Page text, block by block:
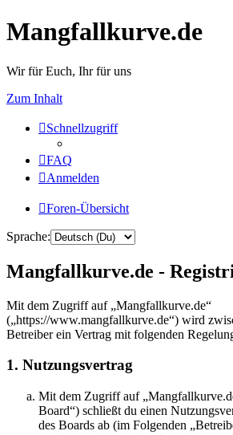
Mangfallkurve.de
Wir für Euch, Ihr für uns
Zum Inhalt
Schnellzugriff
FAQ
Anmelden
Foren-Übersicht
Sprache:
Mangfallkurve.de -
Mit dem Zugriff auf „Mangfallkurve.de“
(„https://www.mangfallkurve.de“) wird
Betreiber ein Vertrag mit folgenden
1. Nutzungsvertrag
Mit dem Zugriff auf
Board“) schließt du einen
des Boards ab (im Folgenden